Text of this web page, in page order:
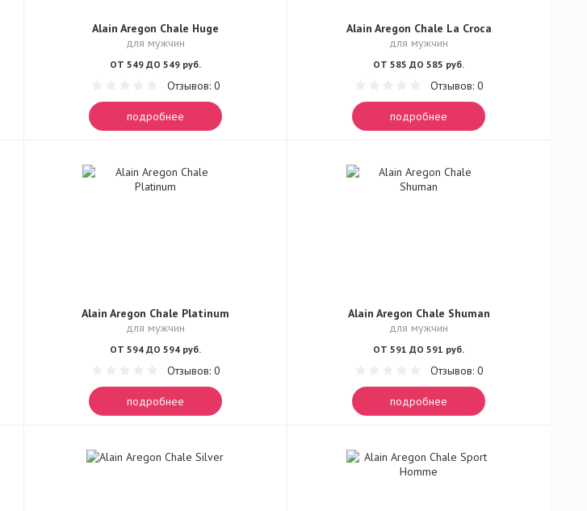
Alain Aregon Chale Huge
для мужчин
ОТ 549 ДО 549 руб.
Отзывов: 0
подробнее
Alain Aregon Chale La Croca
для мужчин
ОТ 585 ДО 585 руб.
Отзывов: 0
подробнее
Alain Aregon Chale Platinum
для мужчин
ОТ 594 ДО 594 руб.
Отзывов: 0
подробнее
Alain Aregon Chale Shuman
для мужчин
ОТ 591 ДО 591 руб.
Отзывов: 0
подробнее